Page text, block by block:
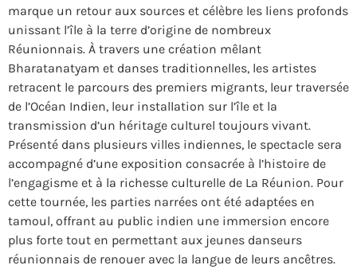
marque un retour aux sources et célèbre les liens profonds
unissant l’île à la terre d’origine de nombreux
Réunionnais. À travers une création mêlant
Bharatanatyam et danses traditionnelles, les artistes
retracent le parcours des premiers migrants, leur traversée
de l’Océan Indien, leur installation sur l’île et la
transmission d’un héritage culturel toujours vivant.
Présenté dans plusieurs villes indiennes, le spectacle sera
accompagné d’une exposition consacrée à l’histoire de
l’engagisme et à la richesse culturelle de La Réunion. Pour
cette tournée, les parties narrées ont été adaptées en
tamoul, offrant au public indien une immersion encore
plus forte tout en permettant aux jeunes danseurs
réunionnais de renouer avec la langue de leurs ancêtres.